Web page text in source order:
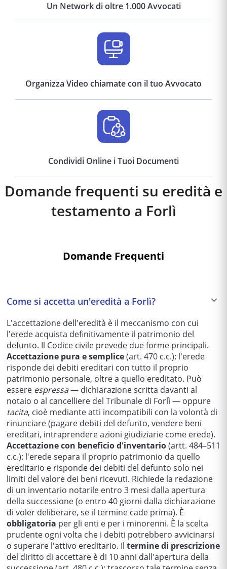
Un Network di oltre 1.000 Avvocati
Organizza Video chiamate con il tuo Avvocato
Condividi Online i Tuoi Documenti
Domande frequenti su eredità e
testamento a Forlì
Domande Frequenti
Come si accetta un'eredità a Forlì?
L'accettazione dell'eredità è il meccanismo con cui
l'erede acquista definitivamente il patrimonio del
defunto. Il Codice civile prevede due forme principali.
Accettazione pura e semplice(art. 470 c.c.): l'erede
risponde dei debiti ereditari con tutto il proprio
patrimonio personale, oltre a quello ereditato. Può
essere espressa— dichiarazione scritta davanti al
notaio o al cancelliere del Tribunale di Forlì — oppure
tacita, cioè mediante atti incompatibili con la volontà di
rinunciare (pagare debiti del defunto, vendere beni
ereditari, intraprendere azioni giudiziarie come erede).
Accettazione con beneficio d'inventario(artt. 484–511
c.c.): l'erede separa il proprio patrimonio da quello
ereditario e risponde dei debiti del defunto solo nei
limiti del valore dei beni ricevuti. Richiede la redazione
di un inventario notarile entro 3 mesi dalla apertura
della successione (o entro 40 giorni dalla dichiarazione
di voler deliberare, se il termine cade prima). È
obbligatoria per gli enti e per i minorenni. È la scelta
prudente ogni volta che i debiti potrebbero avvicinarsi
o superare l'attivo ereditario. Il termine di prescrizione
del diritto di accettare è di 10 anni dall'apertura della